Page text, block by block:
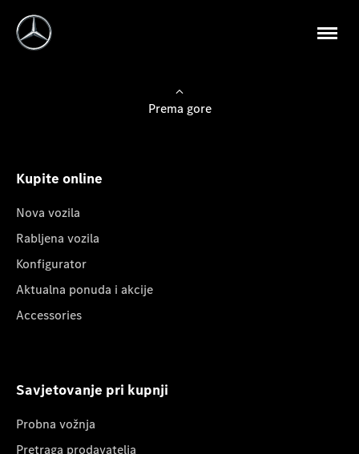
Prema gore
Kupite online
Nova vozila
Rabljena vozila
Konfigurator
Aktualna ponuda i akcije
Accessories
Savjetovanje pri kupnji
Probna vožnja
Pretraga prodavatelja